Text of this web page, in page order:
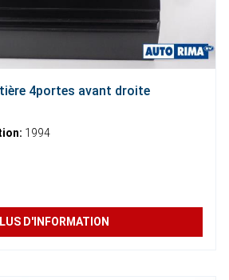
4portes avant droite
1994
D'INFORMATION